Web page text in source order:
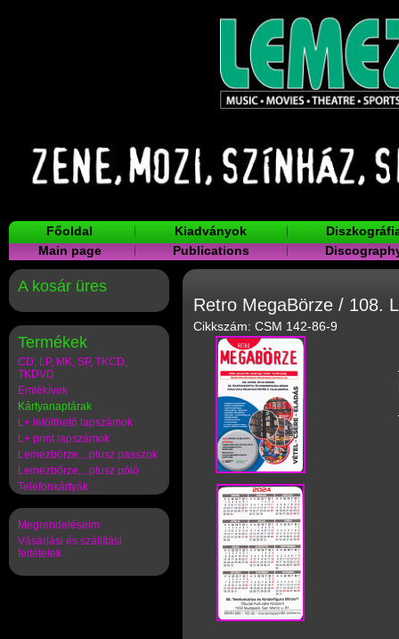
Főoldal Kiadványok
Main page
Publications
A kosár üres
Termékek
CD, LP, MK, SP, TKCD,
TKDVD
Emlékívek
Kártyanaptárak
L+ letölthető lapszámok
L+ print lapszámok
Lemezbörze,...plusz passzok
Lemezbörze,...plusz póló
Telefonkártyák
Megrendeléseim
Vásárlási és szállítási
feltételek
Retro MegaBörze / 108.
Cikkszám: CSM 142-86-9